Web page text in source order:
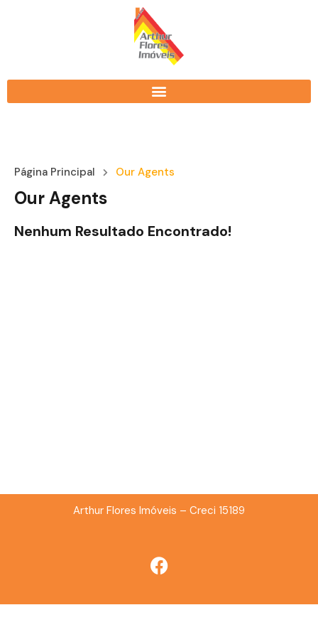
Página Principal Our Agents
Our Agents
Nenhum Resultado Encontrado!
Arthur Flores Imóveis – Creci 15189